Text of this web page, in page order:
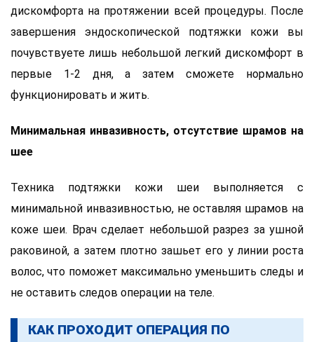
дискомфорта на протяжении всей процедуры. После
завершения эндоскопической подтяжки кожи вы
почувствуете лишь небольшой легкий дискомфорт в
первые 1-2 дня, а затем сможете нормально
функционировать и жить.
Минимальная инвазивность, отсутствие шрамов на
шее
Техника подтяжки кожи шеи выполняется с
минимальной инвазивностью, не оставляя шрамов на
коже шеи. Врач сделает небольшой разрез за ушной
раковиной, а затем плотно зашьет его у линии роста
волос, что поможет максимально уменьшить следы и
не оставить следов операции на теле.
КАК ПРОХОДИТ ОПЕРАЦИЯ ПО